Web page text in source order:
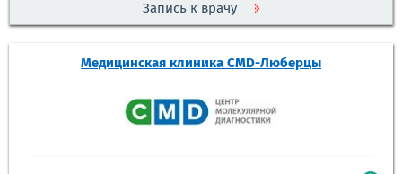
Запись к врачу
Медицинская клиника CMD-Люберцы